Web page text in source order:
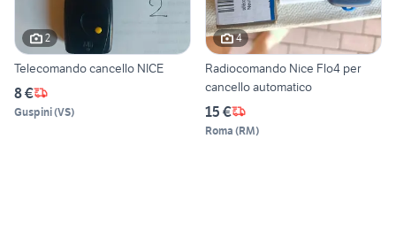
2
Telecomando cancello NICE
8 €
Guspini(VS)
4
Radiocomando Nice Flo4 per
cancello automatico
15 €
Roma (RM)